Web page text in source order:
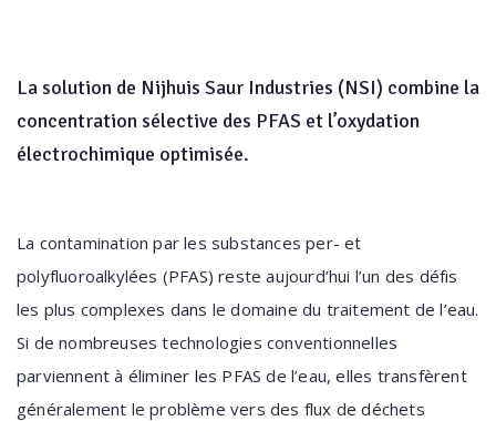
La solution de Nijhuis Saur Industries (NSI) combine la
concentration sélective des PFAS et l’oxydation
électrochimique optimisée.
La contamination par les substances per- et
polyfluoroalkylées (PFAS) reste aujourd’hui l’un des défis
les plus complexes dans le domaine du traitement de l’eau.
Si de nombreuses technologies conventionnelles
parviennent à éliminer les PFAS de l’eau, elles transfèrent
généralement le problème vers des flux de déchets